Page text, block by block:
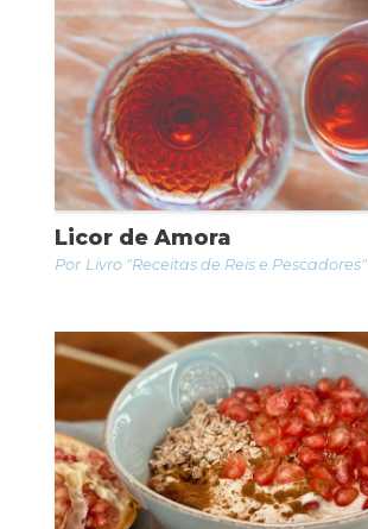
Licor de Amora
Livro "Receitas de Reis e Pescadores"